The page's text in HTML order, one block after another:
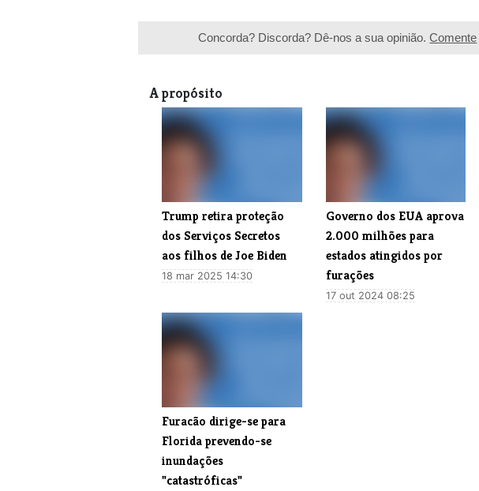
Concorda? Discorda? Dê-nos a sua opinião.Comente
A propósito
Trump retira proteção
dos Serviços Secretos
aos filhos de Joe Biden
18 mar 2025 14:30
Governo dos EUA aprova
2.000 milhões para
estados atingidos por
furações
17 out 2024 08:25
Furacão dirige-se para
Florida prevendo-se
inundações
"catastróficas"